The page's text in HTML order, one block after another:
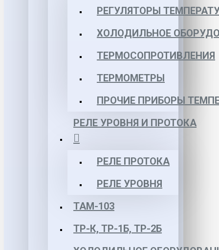
РЕГУЛЯТОРЫ
ХОЛОДИЛЬНОЕ
ТЕРМОСОПРОТИВЛЕНИЯ
ТЕРМОМЕТРЫ
ПРОЧИЕ ПРИБОРЫ
РЕЛЕ УРОВНЯ И ПРОТОКА
РЕЛЕ ПРОТОКА
РЕЛЕ УРОВНЯ
ТАМ-103
ТР-К, ТР-1Б, ТР-2Б